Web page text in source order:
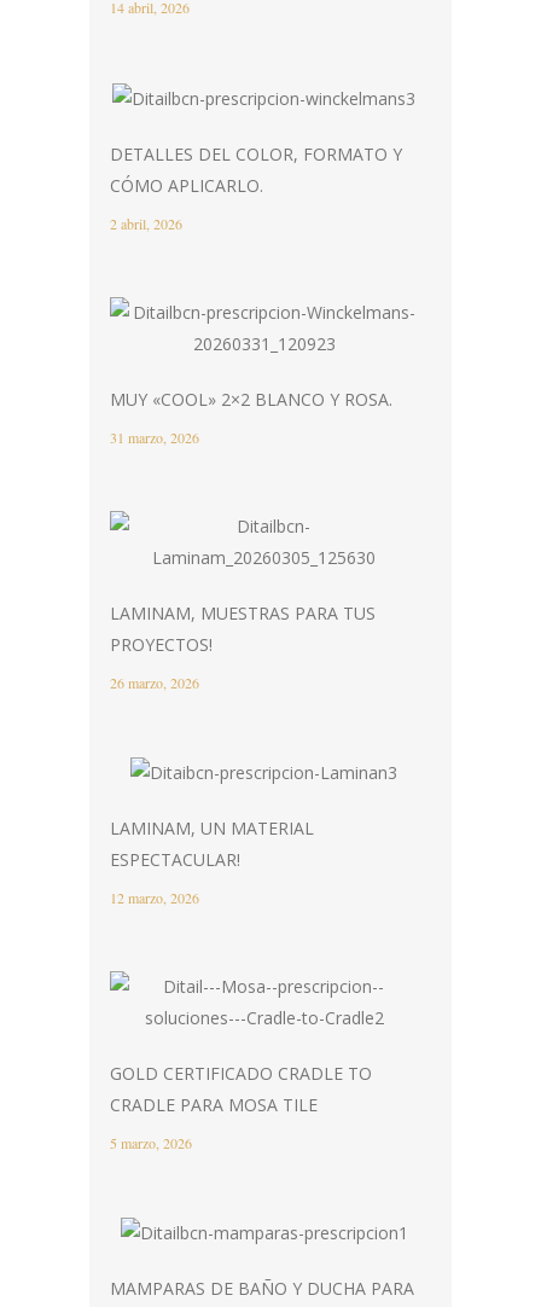
14 abril, 2026
DETALLES DEL COLOR, FORMATO Y
CÓMO APLICARLO.
2 abril, 2026
MUY «COOL» 2×2 BLANCO Y ROSA.
31 marzo, 2026
LAMINAM, MUESTRAS PARA TUS
PROYECTOS!
26 marzo, 2026
LAMINAM, UN MATERIAL
ESPECTACULAR!
12 marzo, 2026
GOLD CERTIFICADO CRADLE TO
CRADLE PARA MOSA TILE
5 marzo, 2026
MAMPARAS DE BAÑO Y DUCHA PARA